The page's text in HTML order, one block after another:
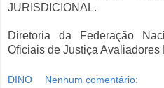
JURISDICIONAL.
Diretoria da Federação
Oficiais de Justiça
DINO Nenhum comentário: